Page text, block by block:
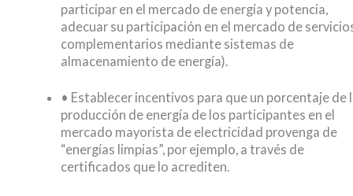
participar en el mercado de energía y potencia,
adecuar su participación en el mercado de
complementarios mediante sistemas de
almacenamiento de energía).
• Establecer incentivos para que un porcentaje de
producción de energía de los participantes en el
mercado mayorista de electricidad provenga de
“energías limpias”, por ejemplo, a través de
certificados que lo acrediten.